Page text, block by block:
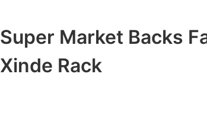
Super Market Backs
Xinde Rack